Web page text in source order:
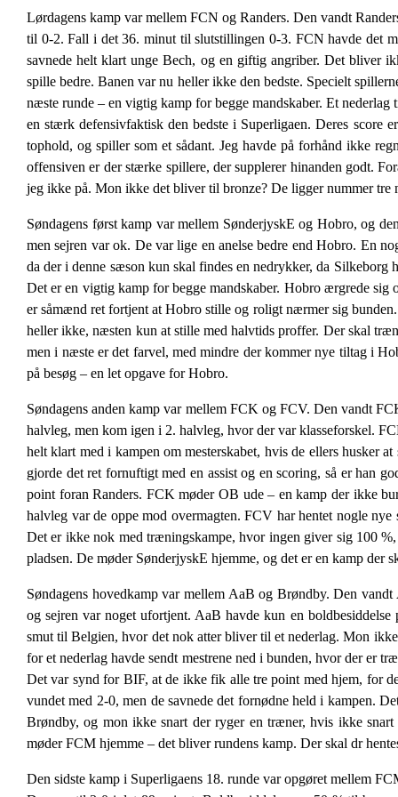
Lørdagens kamp var mellem FCN og Randers. Den vandt
til 0-2. Fall i det 36. minut til slutstillingen 0-3. FCN havde det
savnede helt klart unge Bech, og en giftig angriber. Det bliver
spille bedre. Banen var nu heller ikke den bedste. Specielt
næste runde – en vigtig kamp for begge mandskaber. Et
en stærk defensivfaktisk den bedste i Superligaen. Deres score
tophold, og spiller som et sådant. Jeg havde på forhånd ikke
offensiven er der stærke spillere, der supplerer hinanden godt.
jeg ikke på. Mon ikke det bliver til bronze? De ligger nummer
Søndagens først kamp var mellem SønderjyskE og Hobro, og
men sejren var ok. De var lige en anelse bedre end Hobro. En
da der i denne sæson kun skal findes en nedrykker, da
Det er en vigtig kamp for begge mandskaber. Hobro ærgrede sig
er såmænd ret fortjent at Hobro stille og roligt nærmer sig
heller ikke, næsten kun at stille med halvtids proffer. Der skal
men i næste er det farvel, med mindre der kommer nye tiltag i
på besøg – en let opgave for Hobro.
Søndagens anden kamp var mellem FCK og FCV. Den vandt
halvleg, men kom igen i 2. halvleg, hvor der var klasseforskel.
helt klart med i kampen om mesterskabet, hvis de ellers husker
gjorde det ret fornuftigt med en assist og en scoring, så er han
point foran Randers. FCK møder OB ude – en kamp der ikke
halvleg var de oppe mod overmagten. FCV har hentet nogle
Det er ikke nok med træningskampe, hvor ingen giver sig 100
pladsen. De møder SønderjyskE hjemme, og det er en kamp der
Søndagens hovedkamp var mellem AaB og Brøndby. Den
og sejren var noget ufortjent. AaB havde kun en
smut til Belgien, hvor det nok atter bliver til et nederlag. Mon
for et nederlag havde sendt mestrene ned i bunden, hvor der er
Det var synd for BIF, at de ikke fik alle tre point med hjem, for
vundet med 2-0, men de savnede det fornødne held i kampen.
Brøndby, og mon ikke snart der ryger en træner, hvis ikke
møder FCM hjemme – det bliver rundens kamp. Der skal dr
Den sidste kamp i Superligaens 18. runde var opgøret mellem